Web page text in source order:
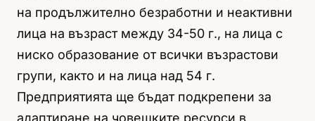
на продължително безработни и неактивни
лица на възраст между 34-50 г., на лица с
ниско образование от всички възрастови
групи, както и на лица над 54 г.
Предприятията ще бъдат подкрепени за